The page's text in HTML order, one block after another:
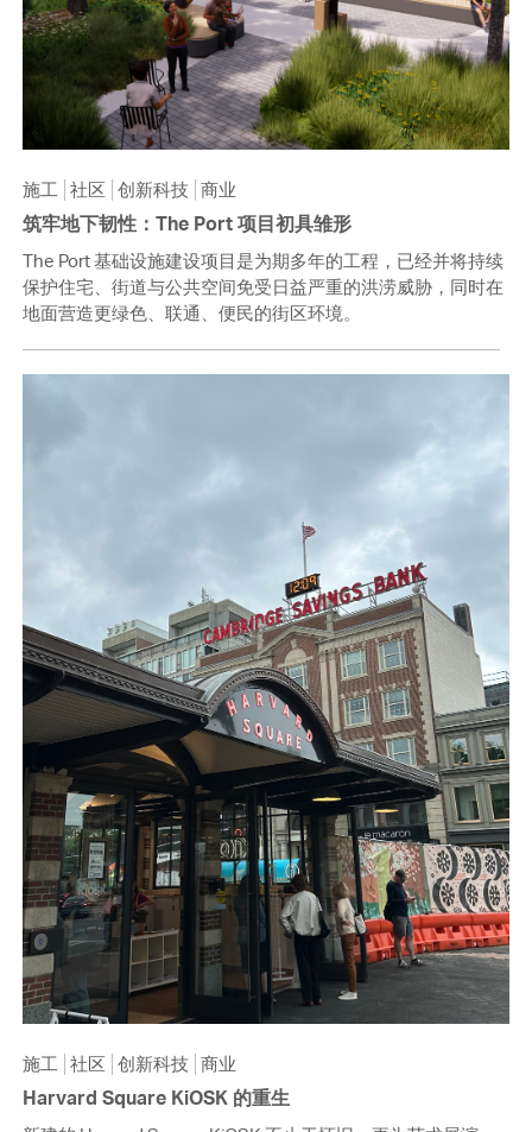
施工 社区 创新科技 商业
筑牢地下韧性：The Port 项目初具雏形
The Port 基础设施建设项目是为期多年的工程，已经并将持续
保护住宅、街道与公共空间免受日益严重的洪涝威胁，同时在
地面营造更绿色、联通、便民的街区环境。
施工 社区 创新科技 商业
Harvard Square KiOSK 的重生